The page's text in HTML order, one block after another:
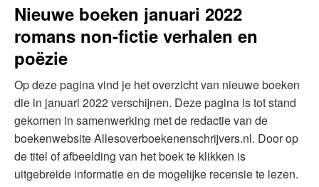
Nieuwe boeken januari 2022
romans non-fictie verhalen en
poëzie
Op deze pagina vind je het overzicht van nieuwe boeken
die in januari 2022 verschijnen. Deze pagina is tot stand
gekomen in samenwerking met de redactie van de
boekenwebsite Allesoverboekenenschrijvers.nl. Door op
de titel of afbeelding van het boek te klikken is
uitgebreide informatie en de mogelijke recensie te lezen.